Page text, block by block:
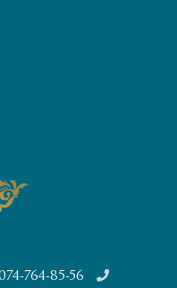
074-764-85-56